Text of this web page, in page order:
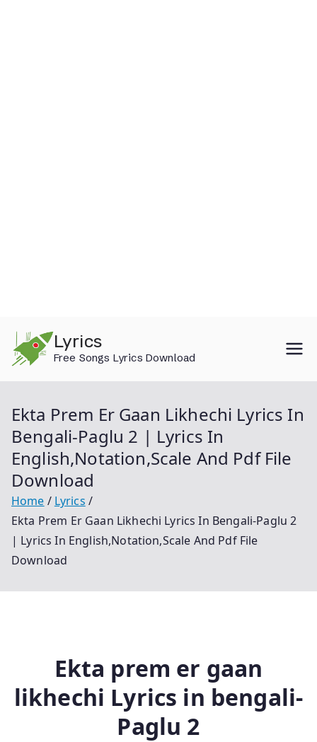
content
Lyrics
Free Songs Lyrics Download
Ekta Prem Er Gaan Likhechi Lyrics In
Bengali-Paglu 2 | Lyrics In
English,Notation,Scale And Pdf File
Download
Home
Lyrics
Ekta Prem Er Gaan Likhechi Lyrics In Bengali-Paglu 2
| Lyrics In English,Notation,Scale And Pdf File
Download
Ekta prem er gaan
likhechi Lyrics in bengali-
Paglu 2